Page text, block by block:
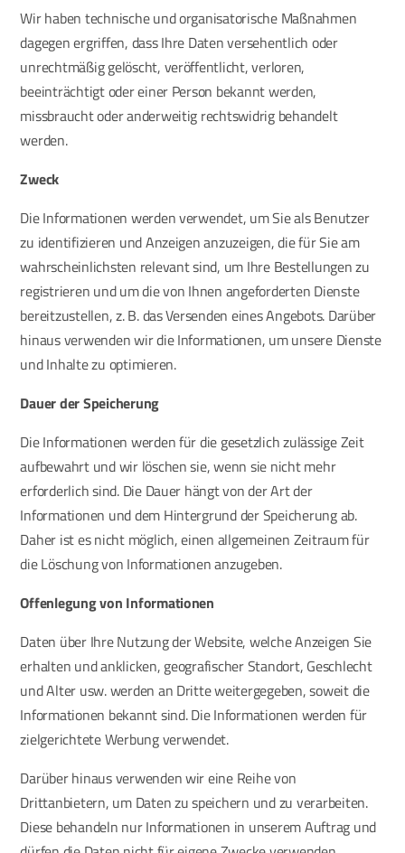
Wir haben technische und organisatorische Maßnahmen
dagegen ergriffen, dass Ihre Daten versehentlich oder
unrechtmäßig gelöscht, veröffentlicht, verloren,
beeinträchtigt oder einer Person bekannt werden,
missbraucht oder anderweitig rechtswidrig behandelt
werden.
Zweck
Die Informationen werden verwendet, um Sie als Benutzer
zu identifizieren und Anzeigen anzuzeigen, die für Sie am
wahrscheinlichsten relevant sind, um Ihre Bestellungen zu
registrieren und um die von Ihnen angeforderten Dienste
bereitzustellen, z. B. das Versenden eines Angebots. Darüber
hinaus verwenden wir die Informationen, um unsere Dienste
und Inhalte zu optimieren.
Dauer der Speicherung
Die Informationen werden für die gesetzlich zulässige Zeit
aufbewahrt und wir löschen sie, wenn sie nicht mehr
erforderlich sind. Die Dauer hängt von der Art der
Informationen und dem Hintergrund der Speicherung ab.
Daher ist es nicht möglich, einen allgemeinen Zeitraum für
die Löschung von Informationen anzugeben.
Offenlegung von Informationen
Daten über Ihre Nutzung der Website, welche Anzeigen Sie
erhalten und anklicken, geografischer Standort, Geschlecht
und Alter usw. werden an Dritte weitergegeben, soweit die
Informationen bekannt sind. Die Informationen werden für
zielgerichtete Werbung verwendet.
Darüber hinaus verwenden wir eine Reihe von
Drittanbietern, um Daten zu speichern und zu verarbeiten.
Diese behandeln nur Informationen in unserem Auftrag und